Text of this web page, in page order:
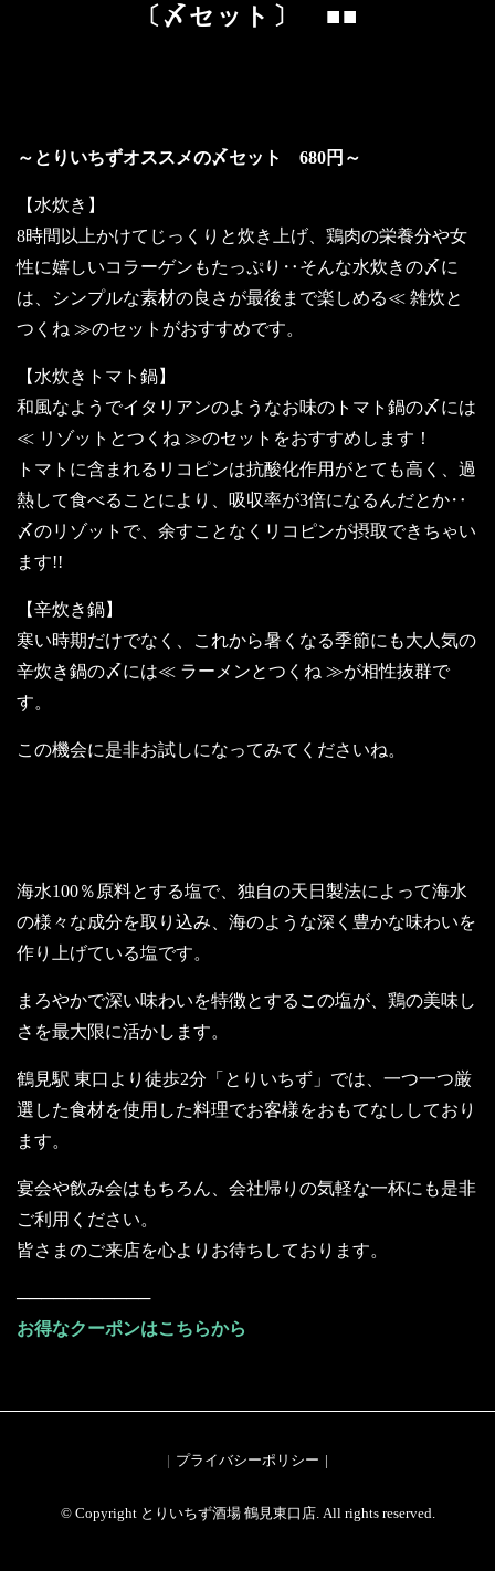
〔〆セット〕 ■■
～とりいちずオススメの〆セット 680円～
【水炊き】
8時間以上かけてじっくりと炊き上げ、鶏肉の栄養分や女
性に嬉しいコラーゲンもたっぷり‥そんな水炊きの〆に
は、シンプルな素材の良さが最後まで楽しめる≪ 雑炊と
つくね ≫のセットがおすすめです。
【水炊きトマト鍋】
和風なようでイタリアンのようなお味のトマト鍋の〆には
≪ リゾットとつくね ≫のセットをおすすめします！
トマトに含まれるリコピンは抗酸化作用がとても高く、過
熱して食べることにより、吸収率が3倍になるんだとか‥
〆のリゾットで、余すことなくリコピンが摂取できちゃい
ます!!
【辛炊き鍋】
寒い時期だけでなく、これから暑くなる季節にも大人気の
辛炊き鍋の〆には≪ ラーメンとつくね ≫が相性抜群で
す。
この機会に是非お試しになってみてくださいね。
海水100％原料とする塩で、独自の天日製法によって海水
の様々な成分を取り込み、海のような深く豊かな味わいを
作り上げている塩です。
まろやかで深い味わいを特徴とするこの塩が、鶏の美味し
さを最大限に活かします。
鶴見駅 東口より徒歩2分「とりいちず」では、一つ一つ厳
選した食材を使用した料理でお客様をおもてなししており
ます。
宴会や飲み会はもちろん、会社帰りの気軽な一杯にも是非
ご利用ください。
皆さまのご来店を心よりお待ちしております。
───────────
お得なクーポンはこちらから
プライバシーポリシー
© Copyright とりいちず酒場 鶴見東口店. All rights reserved.